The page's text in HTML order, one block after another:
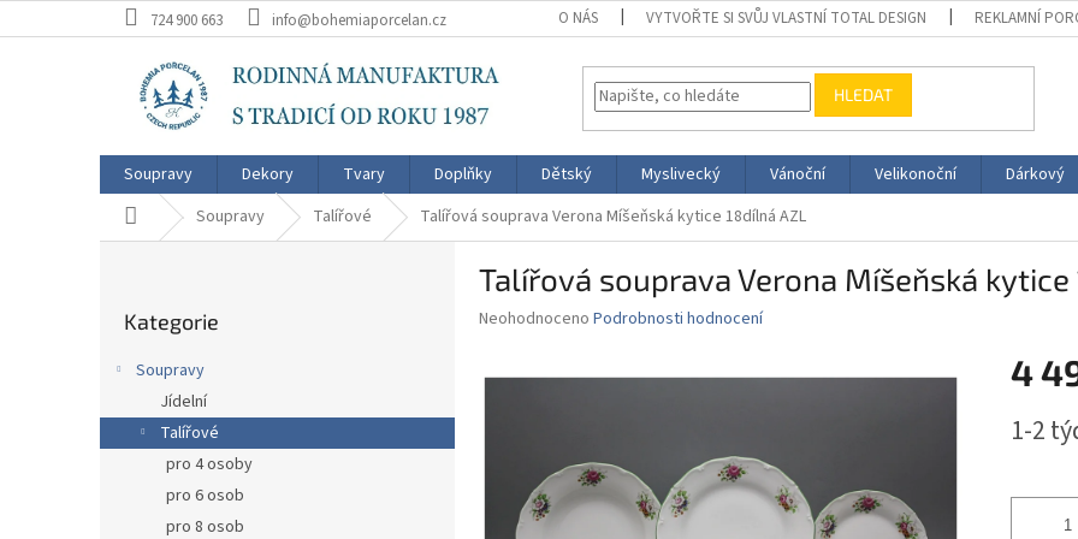
na
724 900 663 info@bohemiaporcelan.cz O NÁS VYTVOŘTE SI SVŮJ VLASTNÍ TOTAL DESIGN REKLAMNÍ
HLEDAT
Soupravy Dekory Tvary Doplňky Dětský Myslivecký Vánoční Velikonoční Dárkový
Domů Soupravy Talířové Talířová souprava Verona Míšeňská kytice 18dílná AZL
n
kategorie
Kategorie
Soupravy
Jídelní
Talířové
pro 4 osoby
pro 6 osob
pro 8 osob
Talířová souprava Verona Míšeňská kytice
Průměrné
hvězdiček.
Neohodnoceno Podrobnosti hodnocení
4
cena:
1-2